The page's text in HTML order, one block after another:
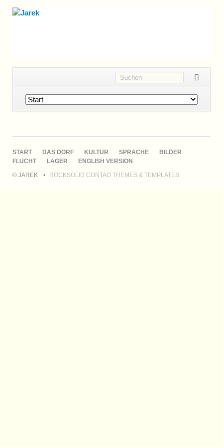
Navigation
überspringen
NAVIGATION
ÜBERSPRINGEN
START DAS DORF KULTUR SPRACHE
BILDER
FLUCHT
LAGER
ENGLISH VERSION
© JAREK
ROCKSOLID CONTAO THEMES & TEMPLATES